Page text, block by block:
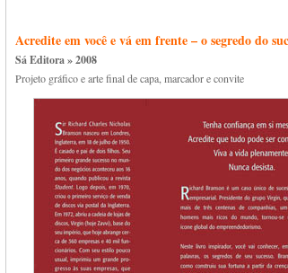
Acredite em você e vá em frente – o segredo do
Sá Editora » 2008
Projeto gráfico e arte final de capa, marcador e convite